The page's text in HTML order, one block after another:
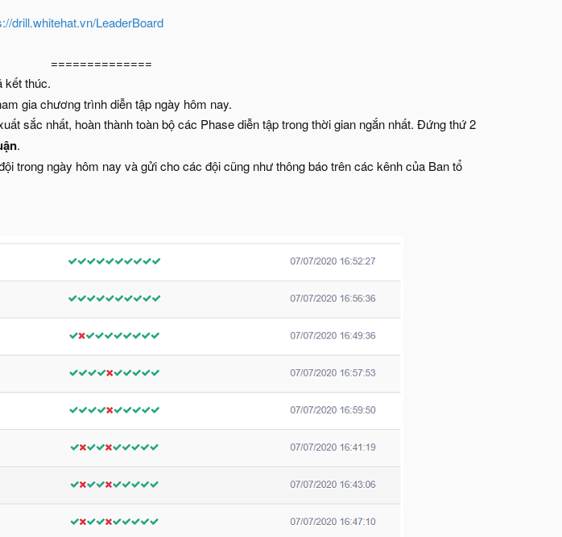
drill.whitehat.vn/LeaderBoard
==============​
kết thúc.
gia chương trình diễn tập ngày hôm nay.
sắc nhất, hoàn thành toàn bộ các Phase diễn tập trong thời gian ngắn nhất. Đứng thứ 2
.
trong ngày hôm nay và gửi cho các đội cũng như thông báo trên các kênh của Ban tổ